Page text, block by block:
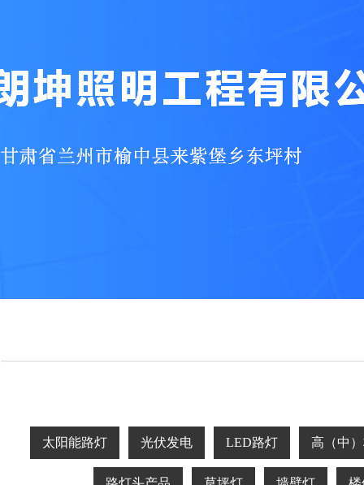
太阳能路灯 光伏发电 LED路灯 高（中